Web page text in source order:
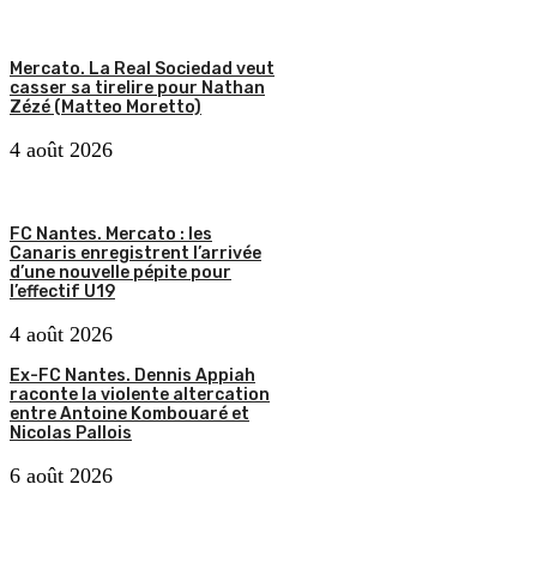
Mercato. La Real Sociedad veut
casser sa tirelire pour Nathan
Zézé (Matteo Moretto)
4 août 2026
FC Nantes. Mercato : les
Canaris enregistrent l’arrivée
d’une nouvelle pépite pour
l’effectif U19
4 août 2026
Ex-FC Nantes. Dennis Appiah
raconte la violente altercation
entre Antoine Kombouaré et
Nicolas Pallois
6 août 2026